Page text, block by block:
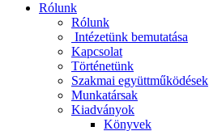
Rólunk
Rólunk
Intézetünk bemutatása
Kapcsolat
Történetünk
Szakmai együttműködések
Munkatársak
Kiadványok
Könyvek